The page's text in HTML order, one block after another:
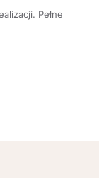
Pełne